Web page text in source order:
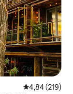
4,84 av 5 i
4,84 (219)